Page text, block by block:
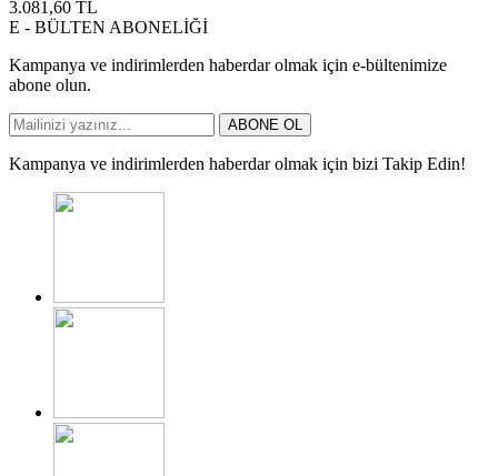
3.081,60 TL
E - BÜLTEN ABONELİĞİ
Kampanya ve indirimlerden haberdar olmak için e-bültenimize
abone olun.
ABONE OL
Kampanya ve indirimlerden haberdar olmak için bizi Takip Edin!